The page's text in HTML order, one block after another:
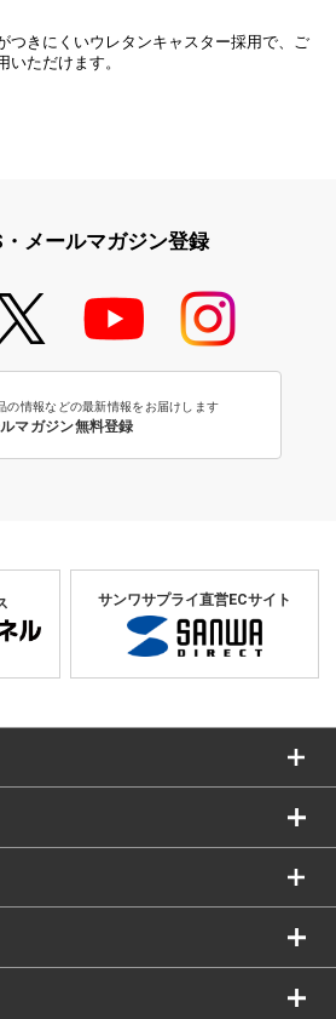
つきにくいウレタンキャスター採用で、ご
いただけます。
メールマガジン登録
の情報などの最新情報をお届けします
ルマガジン無料登録
サンワサプライ直営ECサイト